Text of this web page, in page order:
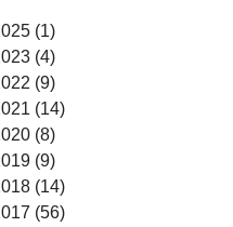
(1)
(4)
(9)
(14)
(8)
(9)
(14)
(56)